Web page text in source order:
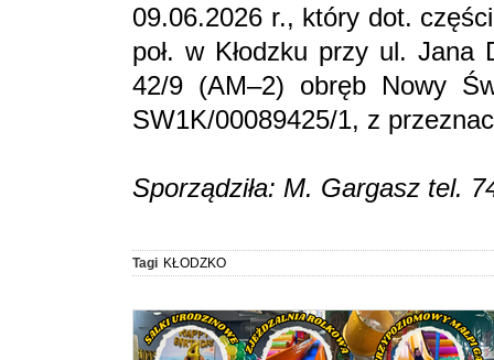
09.06.2026 r., który dot.
poł. w Kłodzku przy ul. Jana
42/9 (AM–2) obręb Nowy
SW1K/00089425/1, z
Sporządziła: M. Gargasz tel.
Tagi KŁODZKO